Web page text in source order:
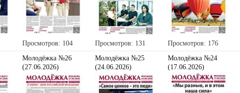
Просмотров: 104 Просмотров: 131 Просмотров: 176
Молодёжка №26
(27.06.2026)
Молодёжка №25
(24.06.2026)
Молодёжка №24
(17.06.2026)